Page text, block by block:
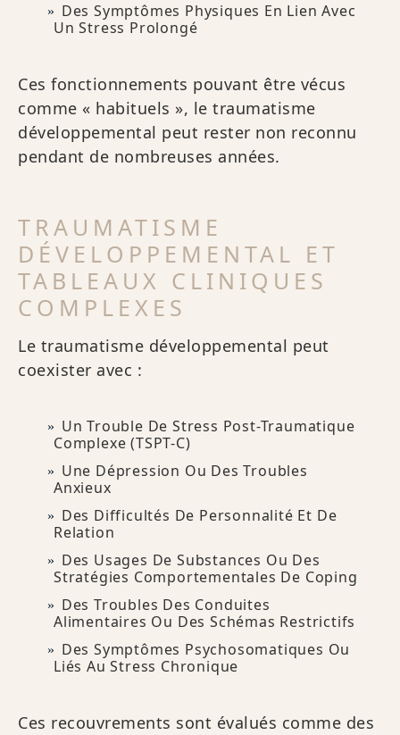
Des Symptômes Physiques En Lien Avec
Un Stress Prolongé
Ces fonctionnements pouvant être vécus
comme « habituels », le traumatisme
développemental peut rester non reconnu
pendant de nombreuses années.
TRAUMATISME
DÉVELOPPEMENTAL ET
TABLEAUX CLINIQUES
COMPLEXES
Le traumatisme développemental peut
coexister avec :
Un Trouble De Stress Post-Traumatique
Complexe (TSPT-C)
Une Dépression Ou Des Troubles
Anxieux
Des Difficultés De Personnalité Et De
Relation
Des Usages De Substances Ou Des
Stratégies Comportementales De Coping
Des Troubles Des Conduites
Alimentaires Ou Des Schémas Restrictifs
Des Symptômes Psychosomatiques Ou
Liés Au Stress Chronique
Ces recouvrements sont évalués comme des